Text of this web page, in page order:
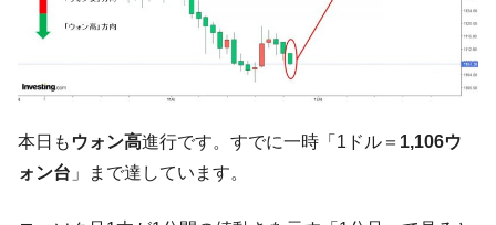
『Money1』
韓国製造業「半導体絶好調」のウラで他業
種は全般的「不調」⇒ PSIが示す現況は決して良くない。
【米韓激突案件】韓国消費者院が『クーパ
ン』1人当たり賠償10万ウォンを認定 ⇒ 総額3兆7,000億
『Money1』 韓国で猛暑。南東部では干ばつ
『Money1』
韓国型イージス搭載の次世代駆逐艦
本日も ウォン高進行です。すでに一時「1ドル＝ 1,106ウ
ォン台 」まで達しています。